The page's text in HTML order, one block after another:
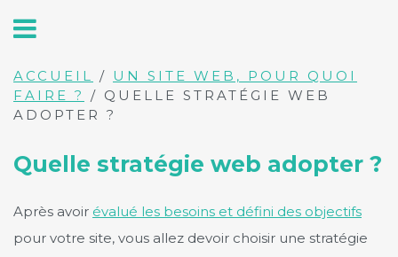
ACCUEIL / UN SITE WEB, POUR QUOI
FAIRE ? / QUELLE STRATÉGIE WEB
ADOPTER ?
Quelle stratégie web adopter ?
Après avoir évalué les besoins et défini des objectifs
pour votre site, vous allez devoir choisir une stratégie